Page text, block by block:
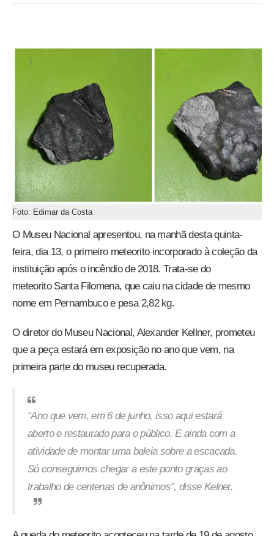
Foto: Edimar da Costa
O Museu Nacional apresentou, na manhã desta quinta-
feira, dia 13, o primeiro meteorito incorporado à coleção da
instituição após o incêndio de 2018. Trata-se do
meteorito Santa Filomena, que caiu na cidade de mesmo
nome em Pernambuco e pesa 2,82 kg.
O diretor do Museu Nacional, Alexander Kellner, prometeu
que a peça estará em exposição no ano que vem, na
primeira parte do museu recuperada.
“Ano que vem, em 6 de junho, isso aqui estará
aberto e restaurado para o público. E ainda com a
atividade de montar uma baleia sobre a escacada.
Só conseguimos chegar a este ponto graças ao
trabalho de centenas de anônimos”, disse Kelner.